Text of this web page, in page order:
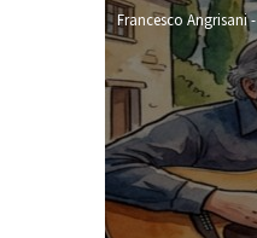
Francesco Angrisani-